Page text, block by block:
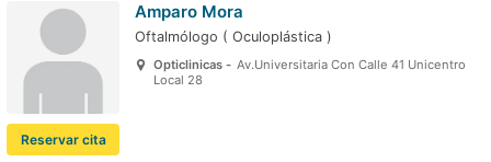
Reservar cita
Amparo Mora
Oftalmólogo ( Oculoplástica )
Opticlinicas - Av.Universitaria Con Calle 41 Unicentro
Local 28